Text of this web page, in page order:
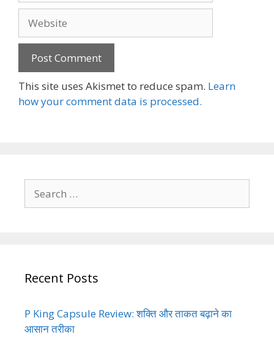
This site uses Akismet to reduce spam. Learn
how your comment data is processed.
for:
Recent Posts
P King Capsule Review: शक्ति और ताकत बढ़ाने का
आसान तरीका